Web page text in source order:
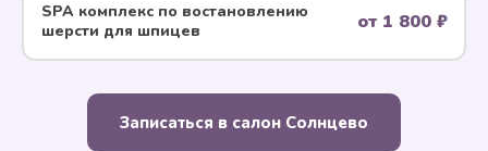
SPA комплекс по воcтановлению
шерсти для шпицев
от 1 800 ₽
Записаться в салон Солнцево